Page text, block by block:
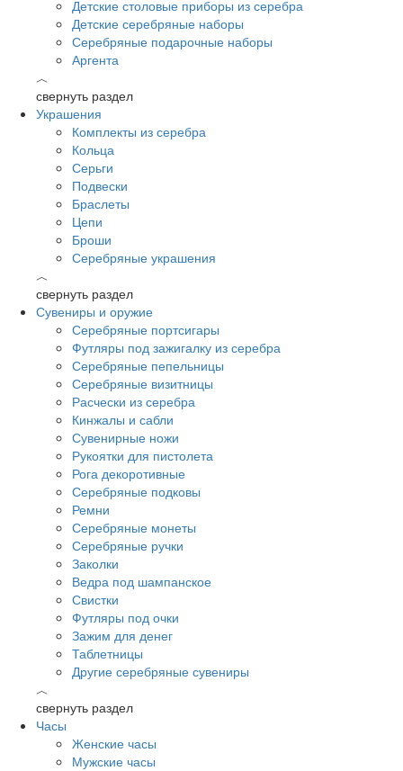
Детские столовые приборы из серебра
Детские серебряные наборы
Серебряные подарочные наборы
Аргента
︿
свернуть раздел
Украшения
Комплекты из серебра
Кольца
Серьги
Подвески
Браслеты
Цепи
Броши
Серебряные украшения
︿
свернуть раздел
Сувениры и оружие
Серебряные портсигары
Футляры под зажигалку из серебра
Серебряные пепельницы
Серебряные визитницы
Расчески из серебра
Кинжалы и сабли
Сувенирные ножи
Рукоятки для пистолета
Рога декоротивные
Серебряные подковы
Ремни
Серебряные монеты
Серебряные ручки
Заколки
Ведра под шампанское
Свистки
Футляры под очки
Зажим для денег
Таблетницы
Другие серебряные сувениры
︿
свернуть раздел
Часы
Женские часы
Мужские часы